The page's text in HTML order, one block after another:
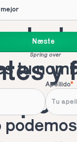
Næste
Spring over
tu
Apellido*
podemos
y
por